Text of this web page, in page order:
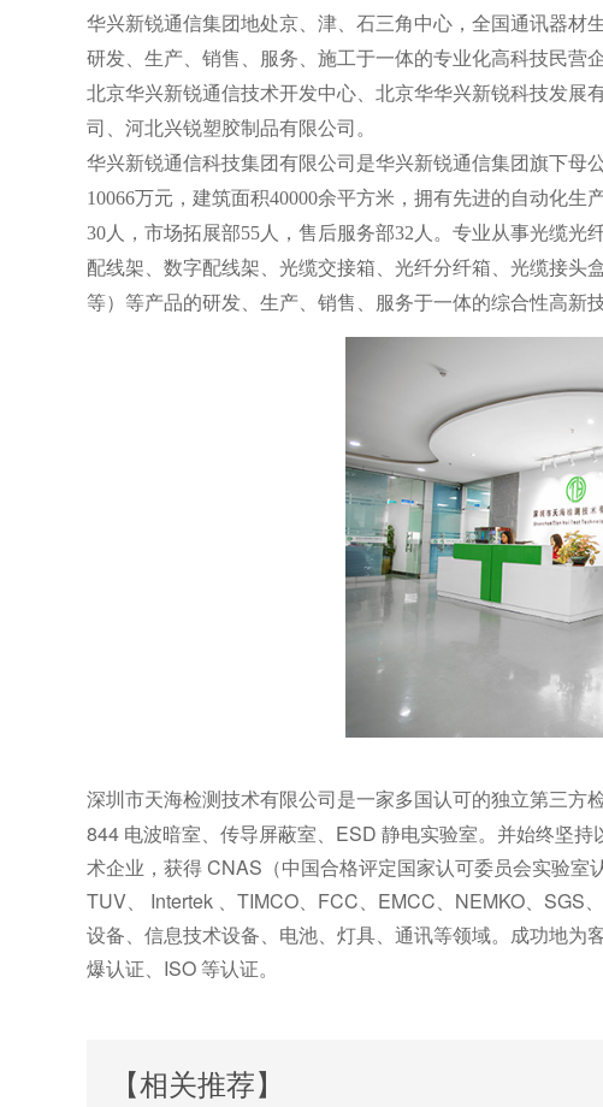
华兴新锐通信集团地处京、津、石三角中心，全国通讯器材
研发、生产、销售、服务、施工于一体的专业化高科技民营
北京华兴新锐通信技术开发中心、北京华华兴新锐科技发展
司、河北兴锐塑胶制品有限公司。
华兴新锐通信科技集团有限公司是华兴新锐通信集团旗下母
10066万元，建筑面积40000余平方米，拥有先进的自动化
30人，市场拓展部55人，售后服务部32人。专业从事光缆
配线架、数字配线架、光缆交接箱、光纤分纤箱、光缆接头
等）等产品的研发、生产、销售、服务于一体的综合性高新
深圳市天海检测技术有限公司是一家多国认可的独立第三方
844 电波暗室、传导屏蔽室、ESD 静电实验室。并始终坚
术企业，获得 CNAS（中国合格评定国家认可委员会实验室
TUV、 Intertek 、TIMCO、FCC、EMCC、NEMKO、SGS
设备、信息技术设备、电池、灯具、通讯等领域。成功地
爆认证、ISO 等认证。
【相关推荐】